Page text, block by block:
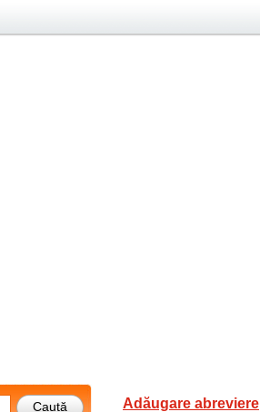
Adăugare abreviere